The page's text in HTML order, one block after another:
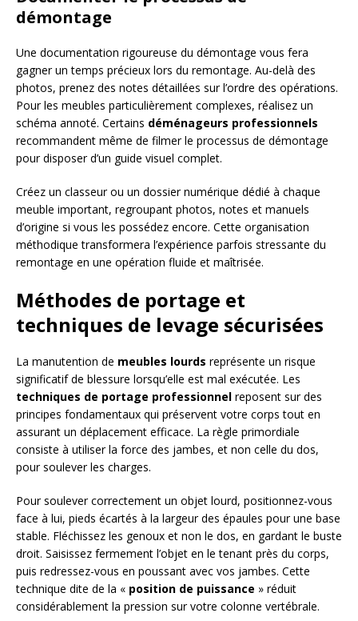
démontage
Une documentation rigoureuse du démontage vous fera
gagner un temps précieux lors du remontage. Au-delà des
photos, prenez des notes détaillées sur l’ordre des opérations.
Pour les meubles particulièrement complexes, réalisez un
schéma annoté. Certains déménageurs professionnels
recommandent même de filmer le processus de démontage
pour disposer d’un guide visuel complet.
Créez un classeur ou un dossier numérique dédié à chaque
meuble important, regroupant photos, notes et manuels
d’origine si vous les possédez encore. Cette organisation
méthodique transformera l’expérience parfois stressante du
remontage en une opération fluide et maîtrisée.
Méthodes de portage et
techniques de levage sécurisées
La manutention de meubles lourds représente un risque
significatif de blessure lorsqu’elle est mal exécutée. Les
techniques de portage professionnel reposent sur des
principes fondamentaux qui préservent votre corps tout en
assurant un déplacement efficace. La règle primordiale
consiste à utiliser la force des jambes, et non celle du dos,
pour soulever les charges.
Pour soulever correctement un objet lourd, positionnez-vous
face à lui, pieds écartés à la largeur des épaules pour une base
stable. Fléchissez les genoux et non le dos, en gardant le buste
droit. Saisissez fermement l’objet en le tenant près du corps,
puis redressez-vous en poussant avec vos jambes. Cette
technique dite de la « position de puissance » réduit
considérablement la pression sur votre colonne vertébrale.